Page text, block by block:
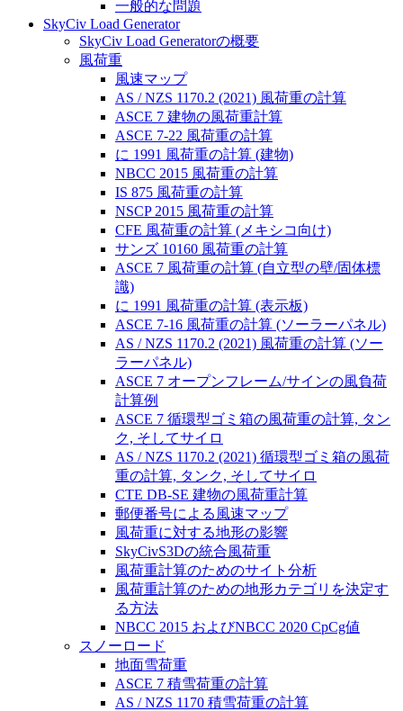
一般的な問題
SkyCiv Load Generator
SkyCiv Load Generatorの概要
風荷重
風速マップ
AS / NZS 1170.2 (2021) 風荷重の計算
ASCE 7 建物の風荷重計算
ASCE 7-22 風荷重の計算
に 1991 風荷重の計算 (建物)
NBCC 2015 風荷重の計算
IS 875 風荷重の計算
NSCP 2015 風荷重の計算
CFE 風荷重の計算 (メキシコ向け)
サンズ 10160 風荷重の計算
ASCE 7 風荷重の計算 (自立型の壁/固体標
識)
に 1991 風荷重の計算 (表示板)
ASCE 7-16 風荷重の計算 (ソーラーパネル)
AS / NZS 1170.2 (2021) 風荷重の計算 (ソー
ラーパネル)
ASCE 7 オープンフレーム/サインの風負荷
計算例
ASCE 7 循環型ゴミ箱の風荷重の計算, タン
ク, そしてサイロ
AS / NZS 1170.2 (2021) 循環型ゴミ箱の風荷
重の計算, タンク, そしてサイロ
CTE DB-SE 建物の風荷重計算
郵便番号による風速マップ
風荷重に対する地形の影響
SkyCivS3Dの統合風荷重
風荷重計算のためのサイト分析
風荷重計算のための地形カテゴリを決定す
る方法
NBCC 2015 およびNBCC 2020 CpCg値
スノーロード
地面雪荷重
ASCE 7 積雪荷重の計算
AS / NZS 1170 積雪荷重の計算